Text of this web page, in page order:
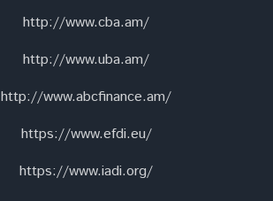
http://www.cba.am/
http://www.uba.am/
http://www.abcfinance.am/
https://www.efdi.eu/
https://www.iadi.org/